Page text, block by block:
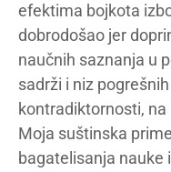
efektima bojkota
dobrodošao jer
naučnih saznanja u
sadrži i niz
kontradiktornosti,
Moja suštinska
bagatelisanja nauke